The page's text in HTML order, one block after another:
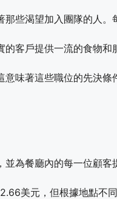
些渴望加入團隊的人。
客戶提供一流的食物和
味著這些職位的先決條
，並為餐廳內的每一位顧客
美元，但根據地點不同